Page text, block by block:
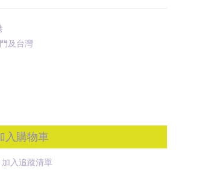
及台灣
入購物車
加入追蹤清單